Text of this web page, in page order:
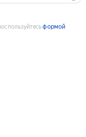
формой